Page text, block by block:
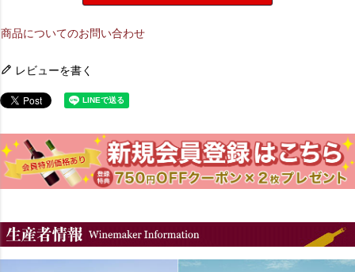
商品についてのお問い合わせ
レビューを書く